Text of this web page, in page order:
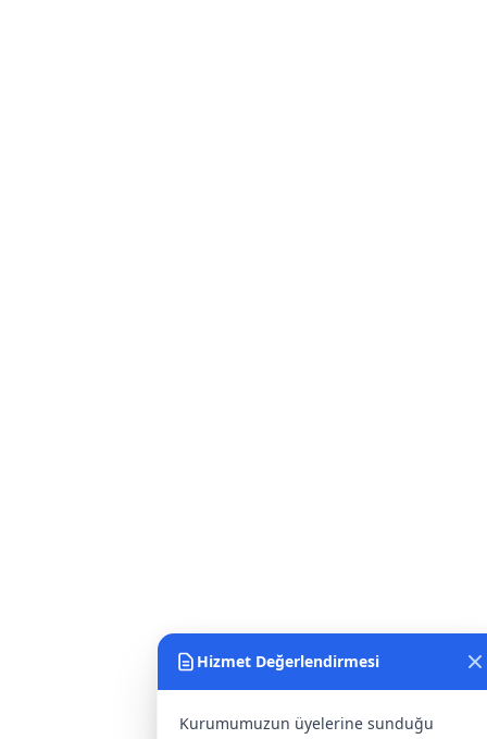
Hizmet Değerlendirmesi
Kurumumuzun üyelerine sunduğu